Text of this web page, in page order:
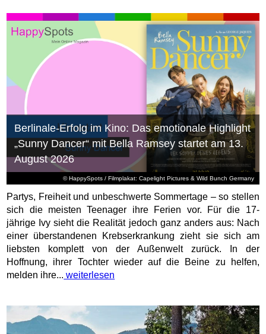
© HappySpots / Filmplakat: Capelight Pictures & Wild Bunch Germany
Berlinale-Erfolg im Kino: Das emotionale Highlight
„Sunny Dancer“ mit Bella Ramsey startet am 13.
August 2026
Partys, Freiheit und unbeschwerte Sommertage – so stellen
sich die meisten Teenager ihre Ferien vor. Für die 17-
jährige Ivy sieht die Realität jedoch ganz anders aus: Nach
einer überstandenen Krebserkrankung zieht sie sich am
liebsten komplett von der Außenwelt zurück. In der
Hoffnung, ihrer Tochter wieder auf die Beine zu helfen,
melden ihre... weiterlesen